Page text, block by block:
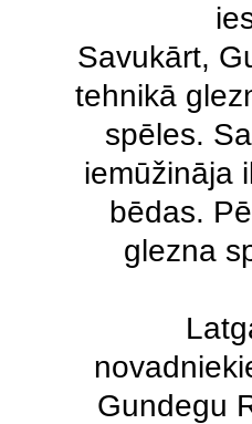
Savukārt,
tehnikā
spēles.
iemūžināja
bēdas.
glezna
Gundegu